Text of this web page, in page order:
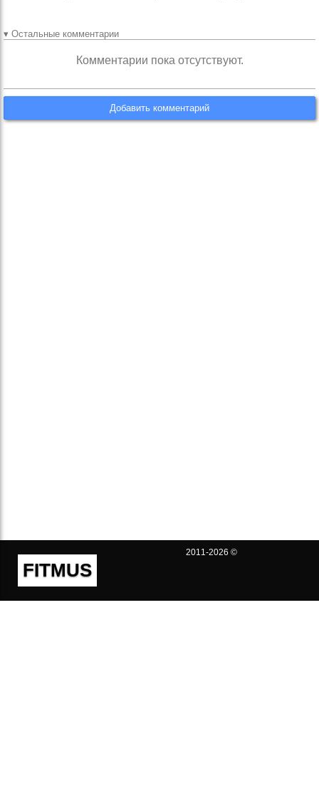
▾ Остальные комментарии
Комментарии пока отсутствуют.
Добавить комментарий
FITMUS
2011-2026 ©